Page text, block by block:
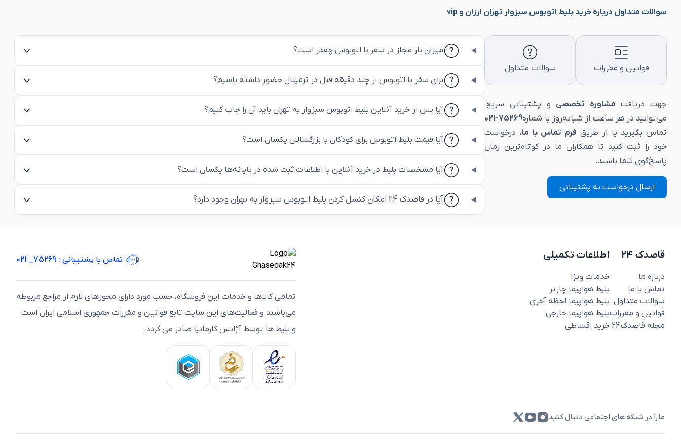
سوالات متداول درباره خرید بلیط اتوبوس سبزوار تهران ارزان و vip
قوانین و مقررات سوالات متداول
جهت دریافت مشاوره تخصصی و پشتیبانی سریع،
می‌توانید در هر ساعت از شبانه‌روز با شماره75269-021
تماس بگیرید یا از طریق فرم تماس با ما، درخواست
خود را ثبت کنید تا همکاران ما در کوتاه‌ترین زمان
پاسخ‌گوی شما باشند.
ارسال درخواست به پشتیبانی
میزان بار مجاز در سفر با اتوبوس چقدر است؟
برای سفر با اتوبوس از چند دقیقه قبل در ترمینال حضور داشته باشیم؟
آیا پس از خرید آنلاین بلیط اتوبوس سبزوار به تهران باید آن را چاپ کنیم؟
آیا قیمت بلیط اتوبوس برای کودکان با بزرگسالان یکسان است؟
آیا مشخصات بلیط در خرید آنلاین با اطلاعات ثبت شده در پایانه‌ها یکسان است؟
آیا در قاصدک 24 امکان کنسل کردن بلیط اتوبوس سبزوار به تهران وجود دارد؟
قاصدک ۲۴
درباره ما
تماس با ما
سوالات متداول
قوانین و مقررات
مجله قاصدک‌24
اطلاعات تکمیلی
خدمات ویزا
بلیط هواپیما چارتر
بلیط هواپیما لحظه آخری
بلیط هواپیما خارجی
خرید اقساطی
تماس با پشتیبانی : 75269_ 021
تمامی كالاها و خدمات اين فروشگاه، حسب مورد دارای مجوزهای لازم از مراجع مربوطه
می‌باشند و فعاليت‌های اين سايت تابع قوانين و مقررات جمهوری اسلامی ايران است
و بلیط ها توسط آژانس کارمانیا صادر می گردد.
مارا در شبکه های اجتماعی دنبال کنید